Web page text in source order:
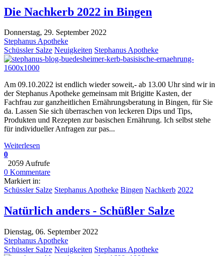
Die Nachkerb 2022 in Bingen
Donnerstag, 29. September 2022
Stephanus Apotheke
Schüssler Salze Neuigkeiten Stephanus Apotheke
Am 09.10.2022 ist endlich wieder soweit,- ab 13.00 Uhr sind wir in
der Stephanus Apotheke gemeinsam mit Brigitte Kasten, der
Fachfrau zur ganzheitlichen Ernährungsberatung in Bingen, für Sie
da. Lassen Sie sich überraschen von leckeren Dips und Tips,
Produkten und Rezepten zur basischen Ernährung. Ich selbst stehe
für individueller Anfragen zur pas...
Weiterlesen
0
2059 Aufrufe
0 Kommentare
Markiert in:
Schüssler Salze Stephanus Apotheke Bingen Nachkerb 2022
Natürlich anders - Schüßler Salze
Dienstag, 06. September 2022
Stephanus Apotheke
Schüssler Salze Neuigkeiten Stephanus Apotheke